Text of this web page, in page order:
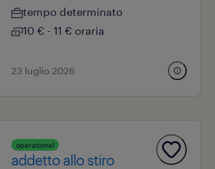
tempo determinato
10 € - 11 € oraria
23 luglio 2026
operational
addetto allo stiro